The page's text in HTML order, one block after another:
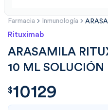
Farmacia Inmunología
Rituximab
ARASAMILA
10 ML SOLUCIÓN
$ 10129.00
$10129